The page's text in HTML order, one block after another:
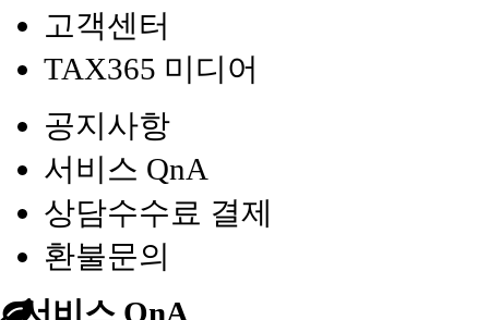
고객센터
TAX365 미디어
공지사항
서비스 QnA
상담수수료 결제
환불문의
서비스 QnA